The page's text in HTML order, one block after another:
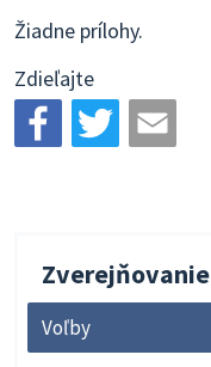
Žiadne prílohy.
Zdieľajte
Zverejňovanie
Voľby